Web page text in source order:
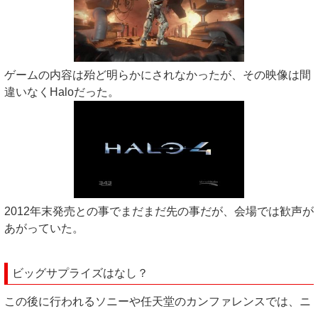
ゲームの内容は殆ど明らかにされなかったが、その映像は間
違いなくHaloだった。
2012年末発売との事でまだまだ先の事だが、会場では歓声が
あがっていた。
ビッグサプライズはなし？
この後に行われるソニーや任天堂のカンファレンスでは、ニ